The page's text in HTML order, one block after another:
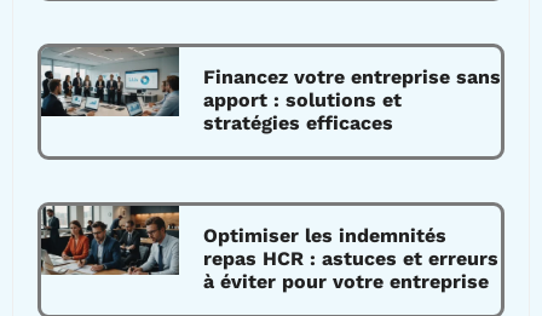
Financez votre entreprise sans
apport : solutions et
stratégies efficaces
Optimiser les indemnités
repas HCR : astuces et erreurs
à éviter pour votre entreprise